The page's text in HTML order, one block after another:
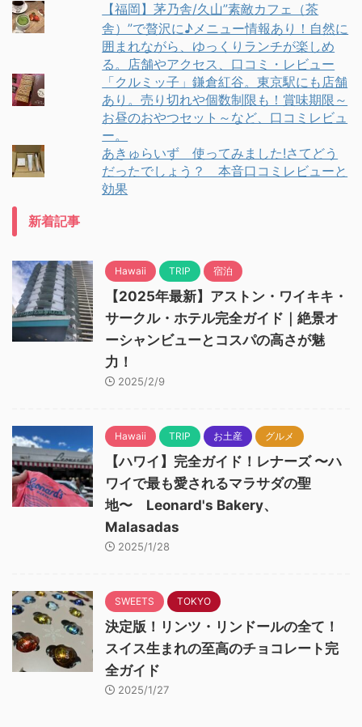
【福岡】茅乃舎/久山”素敵カフェ（茶
舎）”で贅沢に♪メニュー情報あり！自然に
囲まれながら、ゆっくりランチが楽しめ
る。店舗やアクセス、口コミ・レビュー
「クルミッ子」鎌倉紅谷。東京駅にも店舗
あり。売り切れや個数制限も！賞味期限～
お昼のおやつセット～など、口コミレビュ
ー。
あきゅらいず 使ってみました!さてどう
だったでしょう？ 本音口コミレビューと
効果
新着記事
Hawaii TRIP 宿泊
【2025年最新】アストン・ワイキキ・
サークル・ホテル完全ガイド｜絶景オ
ーシャンビューとコスパの高さが魅
力！
2025/2/9
Hawaii TRIP お土産 グルメ
【ハワイ】完全ガイド！レナーズ 〜ハ
ワイで最も愛されるマラサダの聖
地〜 Leonard's Bakery、
Malasadas
2025/1/28
SWEETS TOKYO
決定版！リンツ・リンドールの全て！
スイス生まれの至高のチョコレート完
全ガイド
2025/1/27